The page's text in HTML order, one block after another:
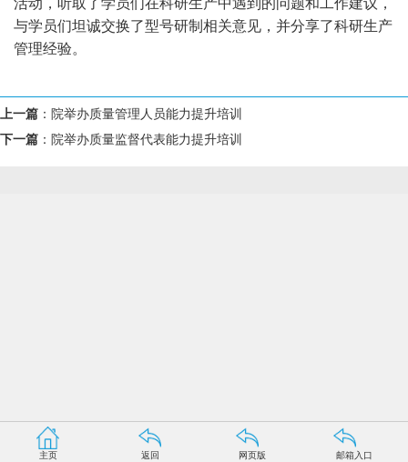
活动，听取了学员们在科研生产中遇到的问题和工作建议，
与学员们坦诚交换了型号研制相关意见，并分享了科研生产
管理经验。
上一篇 ： 院举办质量管理人员能力提升培训
下一篇 ： 院举办质量监督代表能力提升培训
主页 返回 网页版 邮箱入口